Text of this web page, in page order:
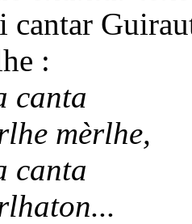
cantar
:
canta
mèrlhe,
canta